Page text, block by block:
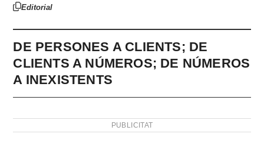
Editorial
DE PERSONES A CLIENTS; DE
CLIENTS A NÚMEROS; DE NÚMEROS
A INEXISTENTS
PUBLICITAT